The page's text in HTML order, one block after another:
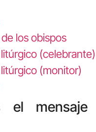
los obispos
(celebrante)
(monitor)
el